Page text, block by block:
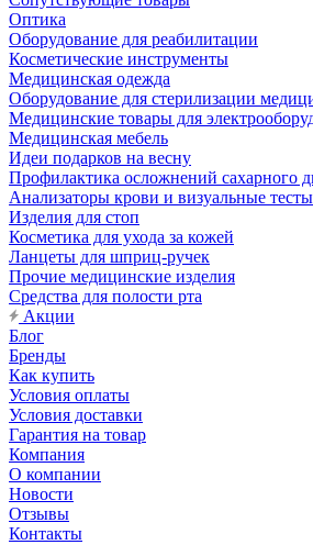
Оптика
Оборудование для реабилитации
Косметические инструменты
Медицинская одежда
Оборудование для стерилизации
Медицинские товары для
Медицинская мебель
Идеи подарков на весну
Профилактика осложнений сахарного
Анализаторы крови и визуальные тесты
Изделия для стоп
Косметика для ухода за кожей
Ланцеты для шприц-ручек
Прочие медицинские изделия
Средства для полости рта
Акции
Блог
Бренды
Как купить
Условия оплаты
Условия доставки
Гарантия на товар
Компания
О компании
Новости
Отзывы
Контакты